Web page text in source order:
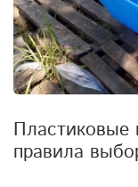
Пластиковые
правила